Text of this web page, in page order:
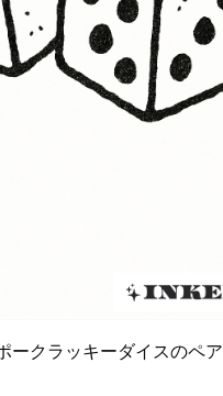
ークラッキーダイスのペア